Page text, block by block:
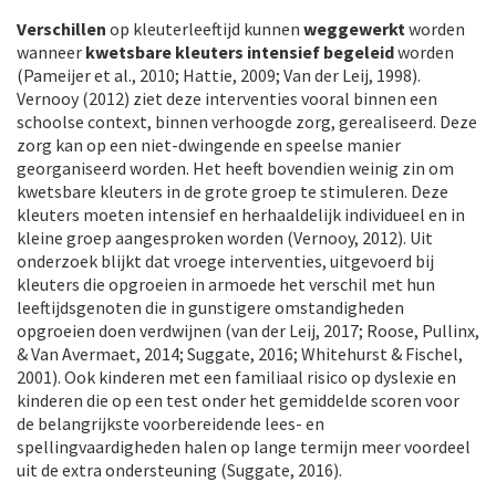
Verschillen op kleuterleeftijd kunnen weggewerktworden
wanneer kwetsbare kleuters intensief begeleidworden
(Pameijer et al., 2010; Hattie, 2009; Van der Leij, 1998).
Vernooy (2012) ziet deze interventies vooral binnen een
schoolse context, binnen verhoogde zorg, gerealiseerd. Deze
zorg kan op een niet-dwingende en speelse manier
georganiseerd worden. Het heeft bovendien weinig zin om
kwetsbare kleuters in de grote groep te stimuleren. Deze
kleuters moeten intensief en herhaaldelijk individueel en in
kleine groep aangesproken worden (Vernooy, 2012). Uit
onderzoek blijkt dat vroege interventies, uitgevoerd bij
kleuters die opgroeien in armoede het verschil met hun
leeftijdsgenoten die in gunstigere omstandigheden
opgroeien doen verdwijnen (van der Leij, 2017; Roose, Pullinx,
& Van Avermaet, 2014; Suggate, 2016; Whitehurst & Fischel,
2001). Ook kinderen met een familiaal risico op dyslexie en
kinderen die op een test onder het gemiddelde scoren voor
de belangrijkste voorbereidende lees- en
spellingvaardigheden halen op lange termijn meer voordeel
uit de extra ondersteuning (Suggate, 2016).